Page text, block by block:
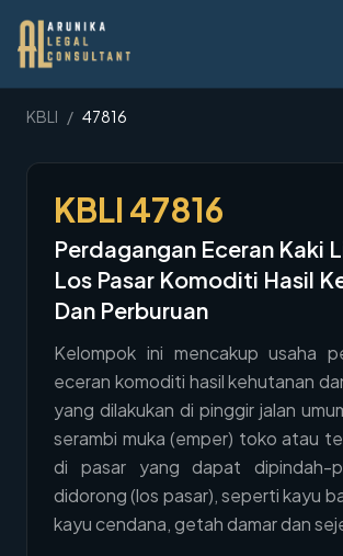
Layanan
Peraturan
KBLI
Tentang
Kontak
Penawaran
Blog
Legal AI
Hubungi Kami→
KBLI / 47816
KBLI 47816
Perdagangan Eceran Kaki
Los Pasar Komoditi Hasil
Dan Perburuan
Kelompok ini mencakup usaha
eceran komoditi hasil kehutanan
yang dilakukan di pinggir jalan
serambi muka (emper) toko atau
di pasar yang dapat dipindah-
didorong (los pasar), seperti kayu
kayu cendana, getah damar dan